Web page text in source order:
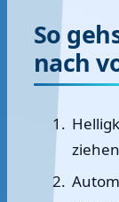
So
nach